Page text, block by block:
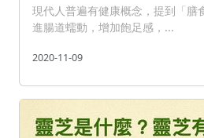
現代人普遍有健康概念，提到「膳
進腸道蠕動，增加飽足感，...
2020-11-09